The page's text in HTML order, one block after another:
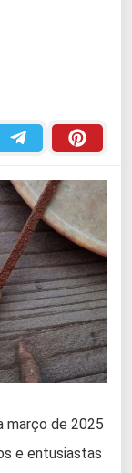
março de 2025
e entusiastas